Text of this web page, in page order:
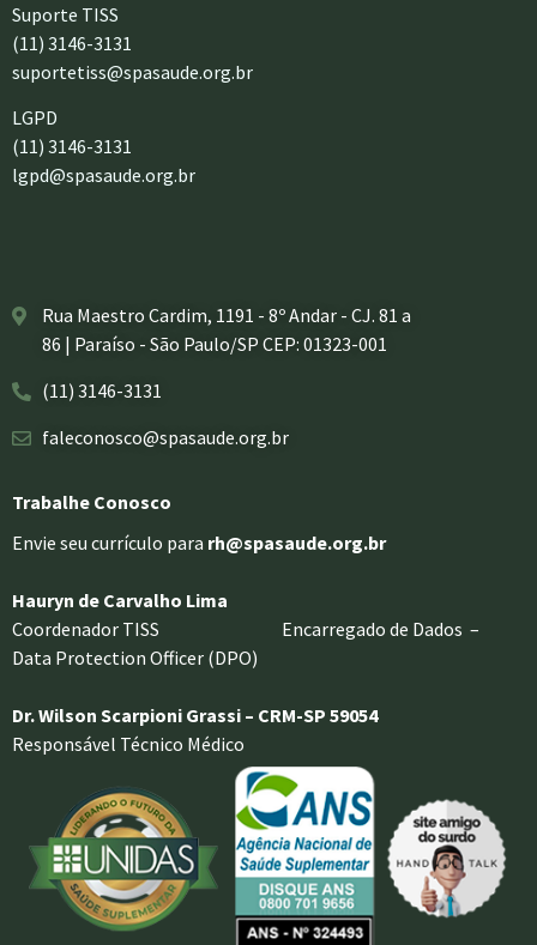
Suporte TISS
(11) 3146-3131
suportetiss@spasaude.org.br
LGPD
(11) 3146-3131
lgpd@spasaude.org.br
Rua Maestro Cardim, 1191 - 8º Andar - CJ. 81 a
86 | Paraíso - São Paulo/SP CEP: 01323-001
(11) 3146-3131
faleconosco@spasaude.org.br
Trabalhe Conosco
Envie seu currículo para rh@spasaude.org.br
Hauryn de Carvalho Lima
Coordenador TISS Encarregado de Dados –
Data Protection Officer (DPO)
Dr. Wilson Scarpioni Grassi – CRM-SP 59054
Responsável Técnico Médico